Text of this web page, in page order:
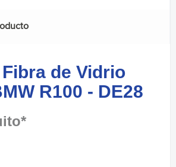
de Vidrio
R100 - DE28